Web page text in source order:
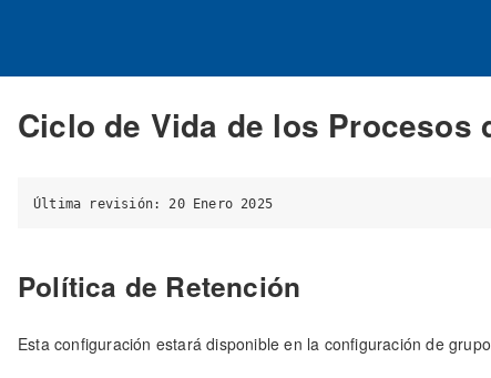
Ciclo de Vida de los Procesos
Política de Retención
Esta configuración estará disponible en la configuración de